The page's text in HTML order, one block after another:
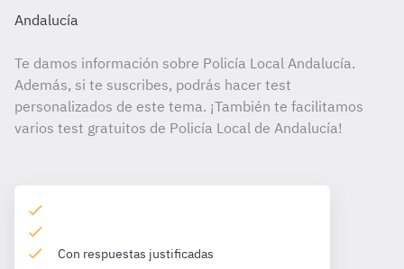
Andalucía
Te damos información sobre Policía Local Andalucía.
Además, si te suscribes, podrás hacer test
personalizados de este tema. ¡También te facilitamos
varios test gratuitos de Policía Local de Andalucía!
Con respuestas justificadas